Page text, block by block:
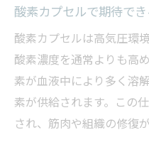
酸素カプセルで期待で
酸素カプセルは高気圧環
酸素濃度を通常よりも高
素が血液中により多く溶
素が供給されます。この
され、筋肉や組織の修復